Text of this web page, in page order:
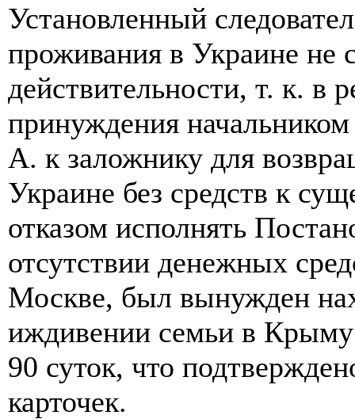
Установленный
проживания в Украине не
действительности, т. к. в
принуждения
А. к заложнику для
Украине без средств к
отказом исполнять
отсутствии денежных
Москве, был вынужден
иждивении семьи в
90 суток, что
карточек.